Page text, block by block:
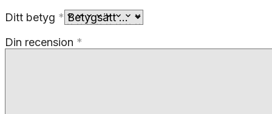
Ditt betyg *
Din recension *